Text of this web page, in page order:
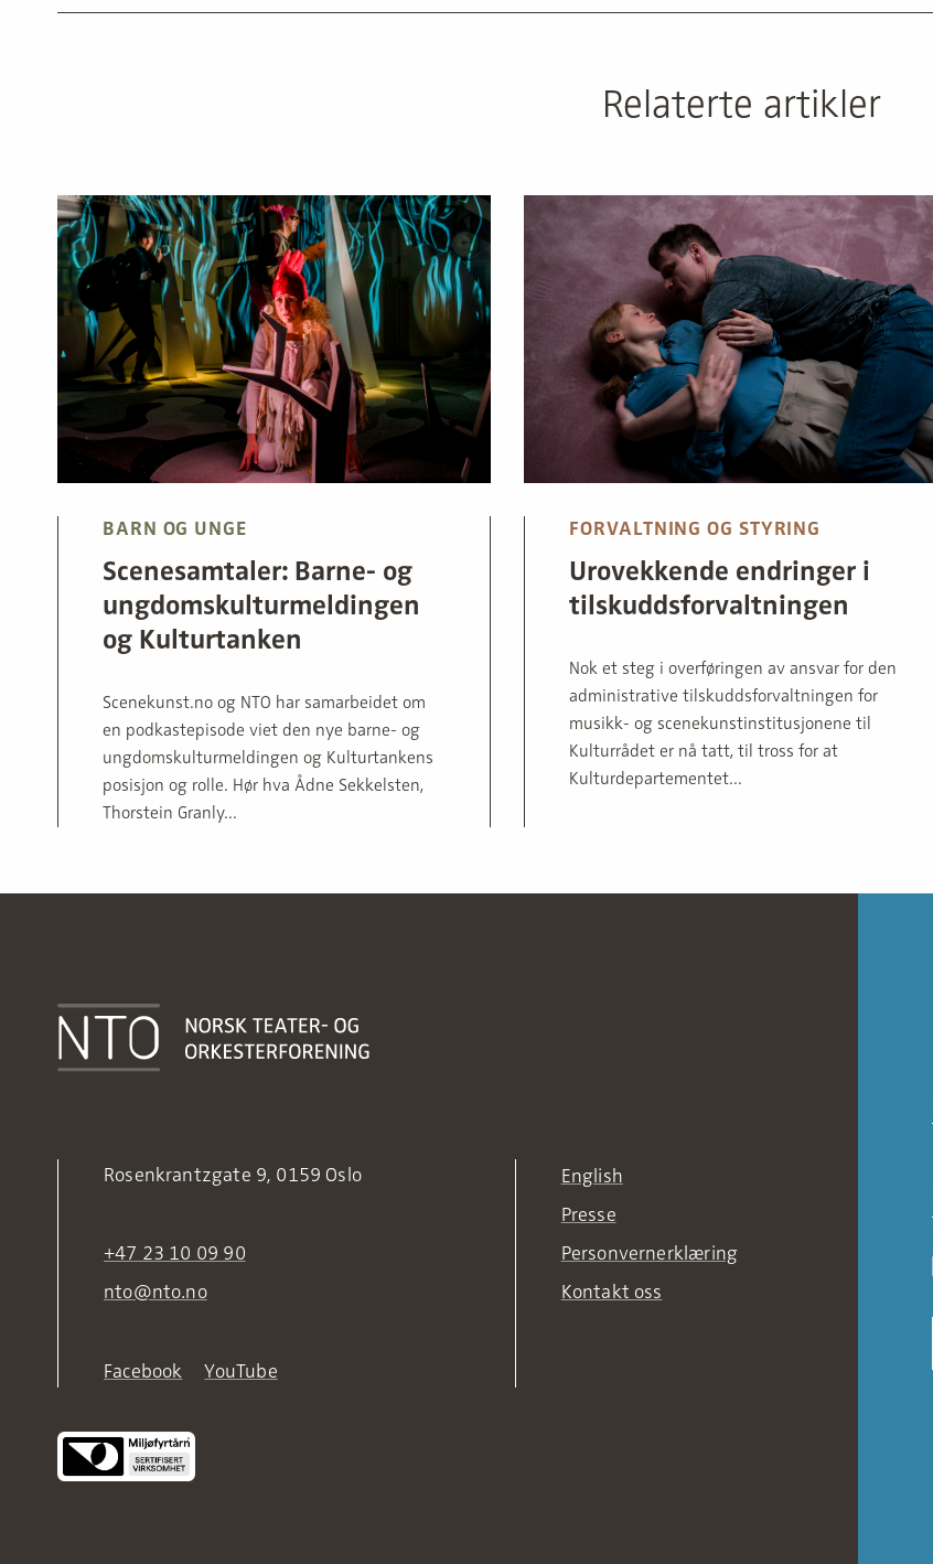
Relaterte artikler
BARN OG UNGE
Scenesamtaler: Barne- og
ungdomskulturmeldingen
og Kulturtanken
Scenekunst.no og NTO har samarbeidet om
en podkastepisode viet den nye barne- og
ungdomskulturmeldingen og Kulturtankens
posisjon og rolle. Hør hva Ådne Sekkelsten,
Thorstein Granly...
FORVALTNING OG STYRING
Urovekkende endringer i
tilskuddsforvaltningen
Nok et steg i overføringen av ansvar for den
administrative tilskuddsforvaltningen for
musikk- og scenekunstinstitusjonene til
Kulturrådet er nå tatt, til tross for at
Kulturdepartementet...
Rosenkrantzgate 9, 0159 Oslo
+47 23 10 09 90
nto@nto.no
Facebook YouTube
English
Presse
Personvernerklæring
Kontakt oss